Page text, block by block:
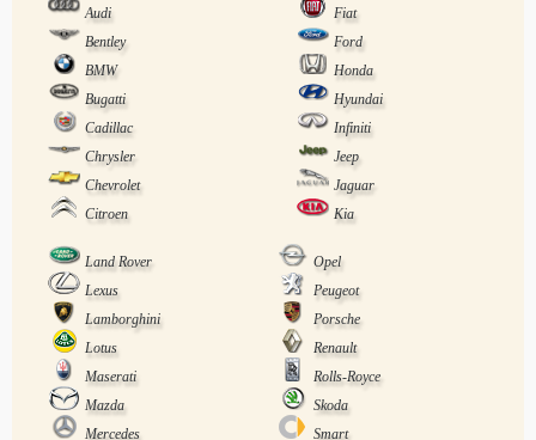
Audi
Fiat
Bentley
Ford
BMW
Honda
Bugatti
Hyundai
Cadillac
Infiniti
Chrysler
Jeep
Chevrolet
Jaguar
Citroen
Kia
Land Rover
Opel
Lexus
Peugeot
Lamborghini
Porsche
Lotus
Renault
Maserati
Rolls-Royce
Mazda
Skoda
Mercedes
Smart